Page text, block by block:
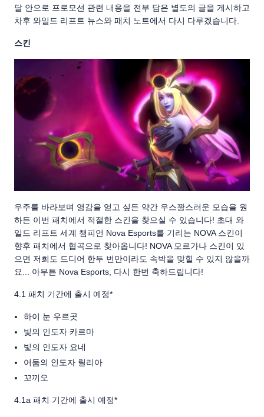
달 안으로 프로모션 관련 내용을 전부 담은 별도의 글을 게시하고
차후 와일드 리프트 뉴스와 패치 노트에서 다시 다루겠습니다.
스킨
우주를 바라보며 영감을 얻고 싶든 약간 우스꽝스러운 모습을 원
하든 이번 패치에서 적절한 스킨을 찾으실 수 있습니다! 초대 와
일드 리프트 세계 챔피언 Nova Esports를 기리는 NOVA 스킨이
향후 패치에서 협곡으로 찾아옵니다! NOVA 모르가나 스킨이 있
으면 저희도 드디어 한두 번만이라도 속박을 맞힐 수 있지 않을까
요... 아무튼 Nova Esports, 다시 한번 축하드립니다!
4.1 패치 기간에 출시 예정*
하이 눈 우르곳
빛의 인도자 카르마
빛의 인도자 요네
어둠의 인도자 릴리아
꼬끼오
4.1a 패치 기간에 출시 예정*